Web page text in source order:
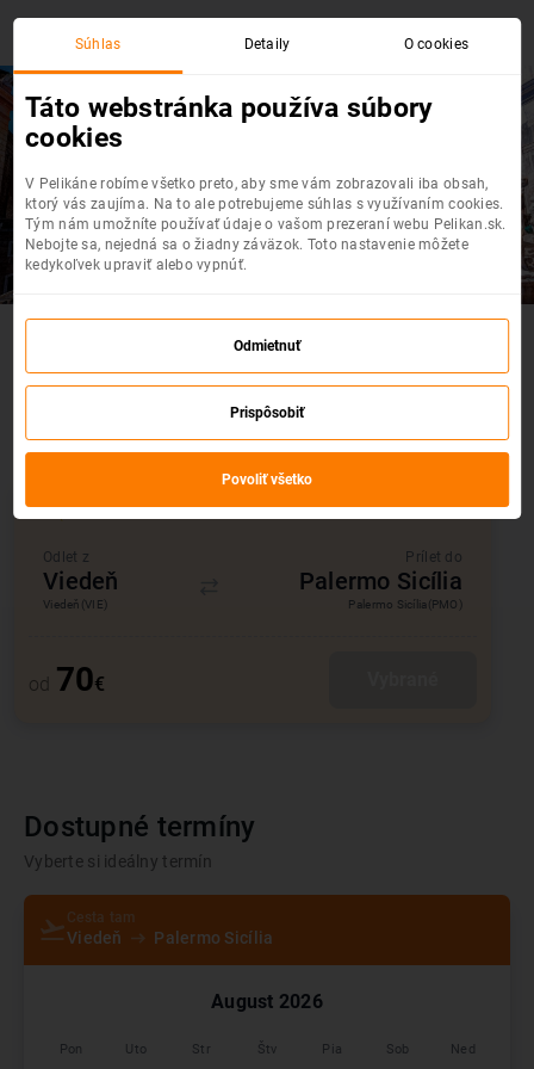
Viedeň
Top akciové letenky na jednom mieste
Akčné letenky : Viedeň - Palermo
Sicília
Vyberte si z výpredaja leteniek
Odlet z
Viedeň
Prílet do
Palermo Sicília
Viedeň (VIE) Palermo Sicília(PMO)
od 70€
Dostupné termíny
Vyberte si ideálny termín
Cesta tam
Viedeň Palermo Sicília
August 2026
Pon Uto Str Štv Pia Sob Ned
Súhlas Detaily O cookies
Táto webstránka používa súbory
cookies
V Pelikáne robíme všetko preto, aby sme vám zobrazovali iba obsah,
ktorý vás zaujíma. Na to ale potrebujeme súhlas s využívaním cookies.
Tým nám umožníte používať údaje o vašom prezeraní webu Pelikan.sk.
Nebojte sa, nejedná sa o žiadny záväzok. Toto nastavenie môžete
kedykoľvek upraviť alebo vypnúť.
Odmietnuť
Prispôsobiť
Povoliť všetko